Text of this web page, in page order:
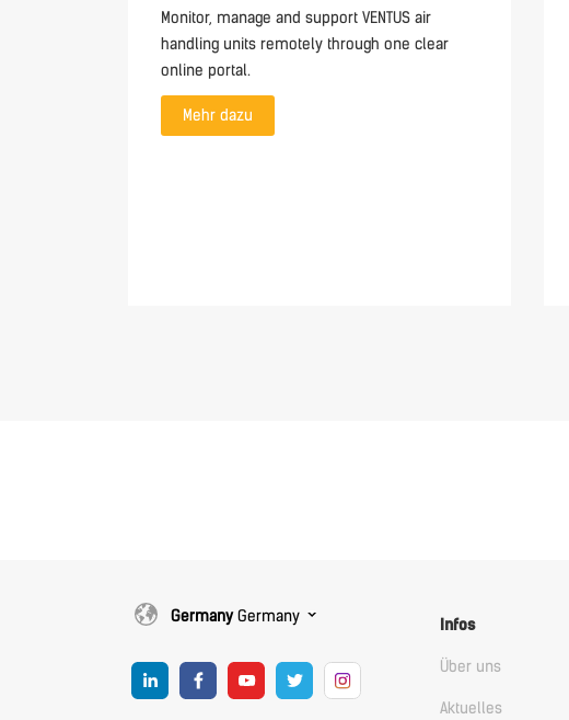
Monitor, manage and support VENTUS air
handling units remotely through one clear
online portal.
Mehr dazu
GermanyGermany Infos
Über uns
Aktuelles